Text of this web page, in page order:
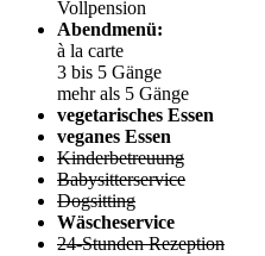
Vollpension
Abendmenü:
à la carte
3 bis 5 Gänge
mehr als 5 Gänge
vegetarisches Essen
veganes Essen
Kinderbetreuung
Babysitterservice
Dogsitting
Wäscheservice
24-Stunden Rezeption